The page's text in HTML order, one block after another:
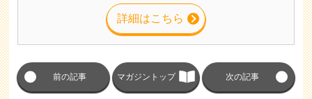
詳細はこちら
前の記事 マガジントップ 次の記事